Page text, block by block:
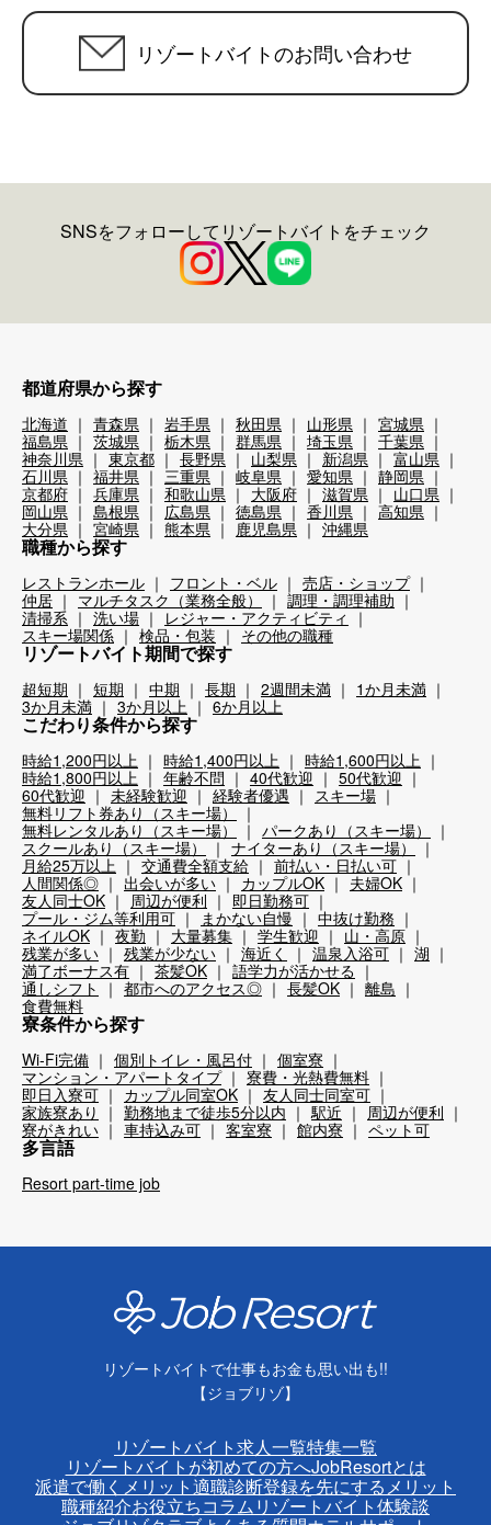
リゾートバイトのお問い合わせ
SNSをフォローしてリゾートバイトをチェック
都道府県から探す
北海道 青森県 岩手県 秋田県 山形県
宮城県
福島県
茨城県 栃木県 群馬県 埼玉県
千葉県
神奈川県
東京都 長野県 山梨県 新潟県
富山県
石川県
福井県 三重県 岐阜県 愛知県
静岡県
京都府
兵庫県 和歌山県 大阪府 滋賀県
山口県
岡山県
島根県 広島県 徳島県 香川県
高知県
大分県
宮崎県 熊本県 鹿児島県 沖縄県
職種から探す
レストランホール フロント・ベル
売店・ショップ
仲居
マルチタスク（業務全般）
調理・調理補助
清掃系
洗い場
レジャー・アクティビティ
スキー場関係
検品・包装 その他の職種
リゾートバイト期間で探す
超短期 短期 中期 長期 2週間未満
1か月未満
3か月未満
3か月以上 6か月以上
こだわり条件から探す
時給1,200円以上 時給1,400円以上
時給1,600円以上
時給1,800円以上
年齢不問 40代歓迎
50代歓迎
60代歓迎
未経験歓迎 経験者優遇
スキー場
無料リフト券あり（スキー場）
無料レンタルあり（スキー場）
パークあり（スキー場）
スクールあり（スキー場）
ナイターあり（スキー場）
月給25万以上
交通費全額支給
前払い・日払い可
人間関係◎
出会いが多い カップルOK
夫婦OK
友人同士OK
周辺が便利
即日勤務可
プール・ジム等利用可
まかない自慢
中抜け勤務
ネイルOK
夜勤 大量募集 学生歓迎
山・高原
残業が多い
残業が少ない 海近く 温泉入浴可
湖
満了ボーナス有
茶髪OK
語学力が活かせる
通しシフト
都市へのアクセス◎ 長髪OK
離島
食費無料
寮条件から探す
Wi-Fi完備 個別トイレ・風呂付
個室寮
マンション・アパートタイプ
寮費・光熱費無料
即日入寮可
カップル同室OK
友人同士同室可
家族寮あり
勤務地まで徒歩5分以内 駅近
周辺が便利
寮がきれい
車持込み可 客室寮 館内寮 ペット可
多言語
Resort part-time job
リゾートバイトで仕事もお金も思い出も!!
【ジョブリゾ】
リゾートバイト求人一覧特集一覧
リゾートバイトが初めての方へJobResortとは
派遣で働くメリット適職診断登録を先にするメリット
職種紹介お役立ちコラムリゾートバイト体験談